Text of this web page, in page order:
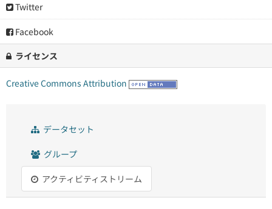
Twitter
Facebook
ライセンス
Creative Commons Attribution
データセット
グループ
アクティビティストリーム